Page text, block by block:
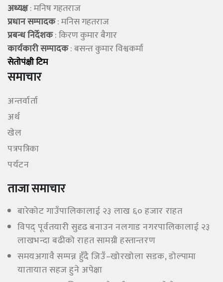
अध्यक्ष: मनिष गहतराज
प्रधान सम्पादक: मनिस गहतराज
प्रबन्ध निर्देशक: किरण कुमार बैगार
कार्यकारी सम्पादक: बसन्त कुमार विश्वकर्मा
सेताेपंक्षी टिम
समाचार
अन्तर्वार्ता
अर्थ
खेल
पत्रपत्रिका
पर्यटन
ताजा समाचार
बारेकोट गाउँपालिकालाई २३ लाख ६० हजार राहत
विपद् पूर्वतयारी सुदृढ बनाउन नलगाड नगरपालिकालाई २३
लाखभन्दा बढीको राहत सामग्री हस्तान्तरण
समयअगावै सम्पन्न हुँदै जिउँ–खोरखोला सडक, डोल्पामा
यातायात सहज हुने अपेक्षा